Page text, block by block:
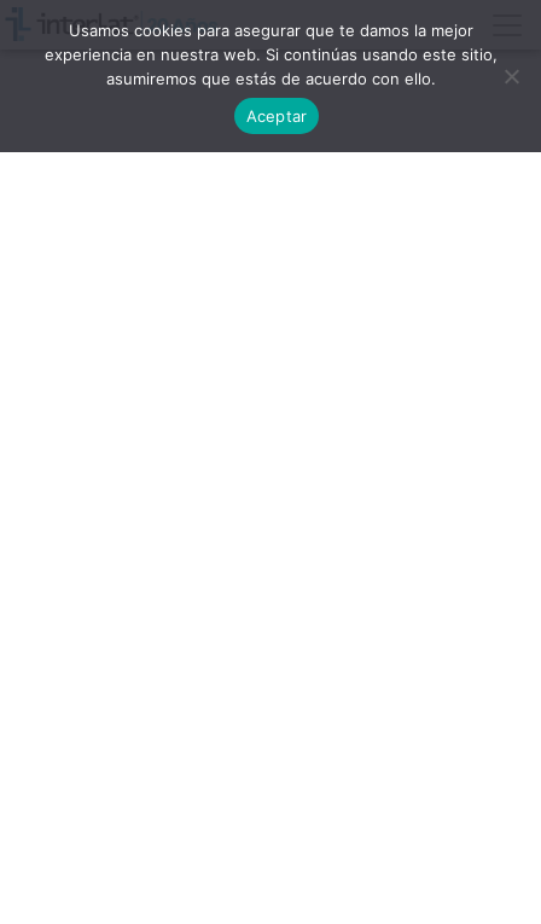
Usamos cookies para asegurar que te damos la mejor
experiencia en nuestra web. Si continúas usando este sitio,
asumiremos que estás de acuerdo con ello.
Aceptar